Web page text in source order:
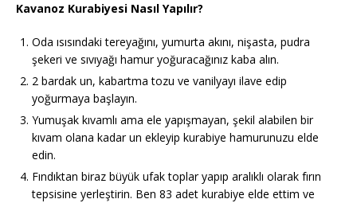
Kavanoz Kurabiyesi Nasıl Yapılır?
Oda ısısındaki tereyağını, yumurta akını, nişasta, pudra
şekeri ve sıvıyağı hamur yoğuracağınız kaba alın.
2 bardak un, kabartma tozu ve vanilyayı ilave edip
yoğurmaya başlayın.
Yumuşak kıvamlı ama ele yapışmayan, şekil alabilen bir
kıvam olana kadar un ekleyip kurabiye hamurunuzu elde
edin.
Fındıktan biraz büyük ufak toplar yapıp aralıklı olarak fırın
tepsisine yerleştirin. Ben 83 adet kurabiye elde ettim ve